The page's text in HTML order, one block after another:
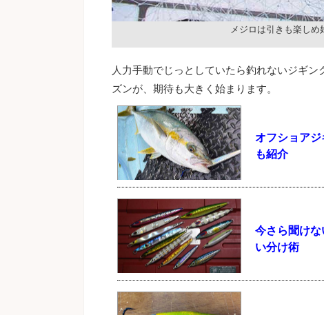
メジロは引きも楽しめ
人力手動でじっとしていたら釣れないジギ
ズンが、期待も大きく始まります。
オフショア
も紹介
今さら聞け
い分け術